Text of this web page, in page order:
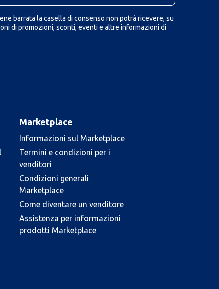
barrata la casella di consenso non potrà ricevere, su
di promozioni, sconti, eventi e altre informazioni di
Marketplace
Informazioni sul Marketplace
Termini e condizioni per i
venditori
Condizioni generali
Marketplace
Come diventare un venditore
Assistenza per informazioni
prodotti Marketplace